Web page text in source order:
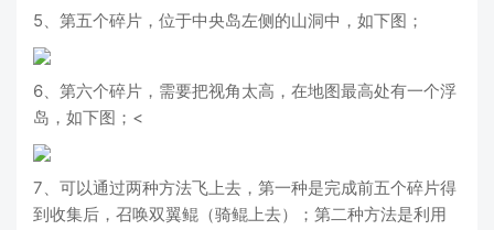
5、第五个碎片，位于中央岛左侧的山洞中，如下图；
6、第六个碎片，需要把视角太高，在地图最高处有一个浮
岛，如下图；<
7、可以通过两种方法飞上去，第一种是完成前五个碎片得
到收集后，召唤双翼鲲（骑鲲上去）；第二种方法是利用